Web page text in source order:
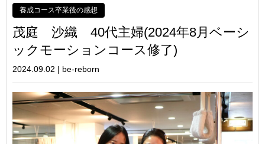
養成コース卒業後の感想
茂庭 沙織 40代主婦(2024年8月ベーシ
ックモーションコース修了)
2024.09.02 | be-reborn